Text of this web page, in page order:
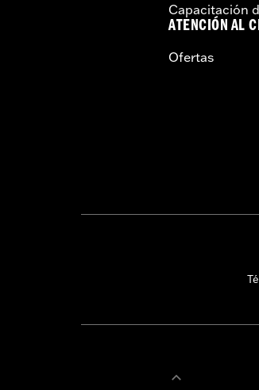
Capacitación
ATENCIÓN AL
Ofertas